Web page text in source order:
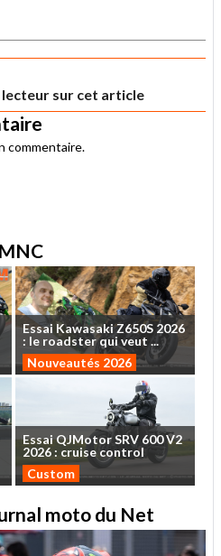
sur cet article
commentaire.
Essai Kawasaki Z650S 2026
: le roadsterquiveut ...
Nouveautés 2026
EssaiQJMotorSRV 600V2
2026 : cruise control
Custom
moto du Net